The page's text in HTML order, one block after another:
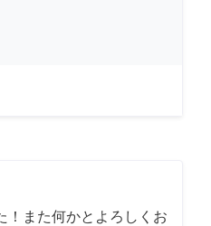
！また何かとよろしくお